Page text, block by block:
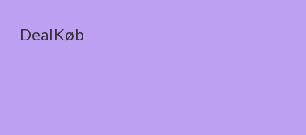
DealKøb